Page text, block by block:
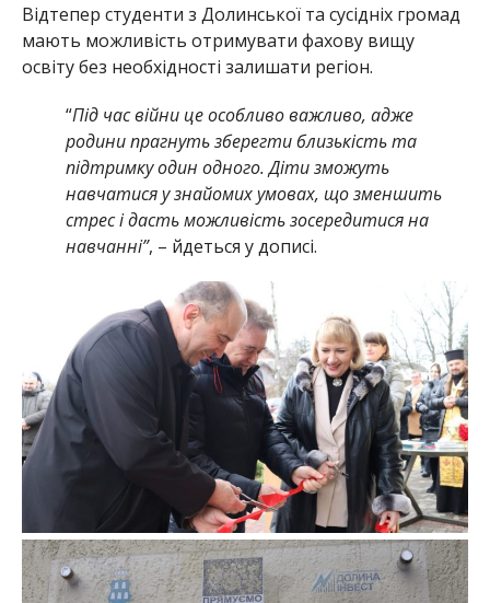
Відтепер студенти з Долинської та сусідніх громад
мають можливість отримувати фахову вищу
освіту без необхідності залишати регіон.
“Під час війни це особливо важливо, адже
родини прагнуть зберегти близькість та
підтримку один одного. Діти зможуть
навчатися у знайомих умовах, що зменшить
стрес і дасть можливість зосередитися на
навчанні”, – йдеться у дописі.